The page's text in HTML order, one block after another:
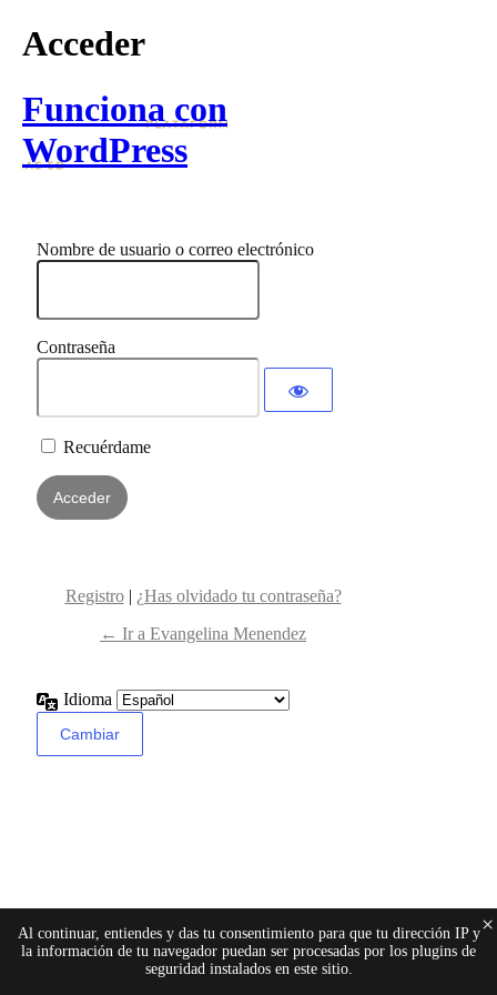
Acceder
Funciona con
WordPress
Nombre de usuario o correo electrónico
Contraseña
Recuérdame
Registro| ¿Has olvidado tu contraseña?
← Ir a Evangelina Menendez
Idioma
Al continuar, entiendes y das tu consentimiento para que tu dirección IP y
la información de tu navegador puedan ser procesadas por los plugins de
seguridad instalados en este sitio.
×